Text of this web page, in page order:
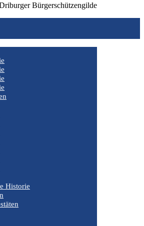
Bürgerschützengilde
Historie